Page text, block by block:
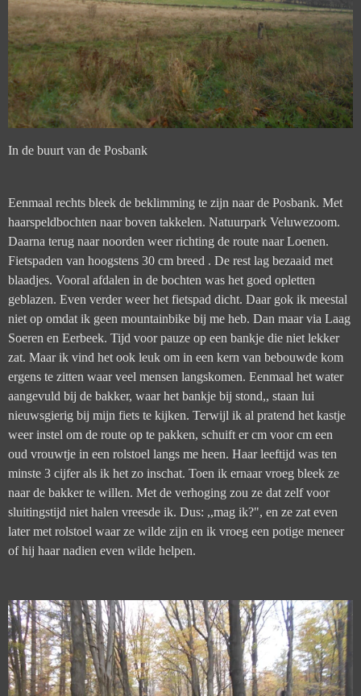
In de buurt van de Posbank
Eenmaal rechts bleek de beklimming te zijn naar de Posbank. Met
haarspeldbochten naar boven takkelen. Natuurpark Veluwezoom.
Daarna terug naar noorden weer richting de route naar Loenen.
Fietspaden van hoogstens 30 cm breed . De rest lag bezaaid met
blaadjes. Vooral afdalen in de bochten was het goed opletten
geblazen. Even verder weer het fietspad dicht. Daar gok ik meestal
niet op omdat ik geen mountainbike bij me heb. Dan maar via Laag
Soeren en Eerbeek. Tijd voor pauze op een bankje die niet lekker
zat. Maar ik vind het ook leuk om in een kern van bebouwde kom
ergens te zitten waar veel mensen langskomen. Eenmaal het water
aangevuld bij de bakker, waar het bankje bij stond,, staan lui
nieuwsgierig bij mijn fiets te kijken. Terwijl ik al pratend het kastje
weer instel om de route op te pakken, schuift er cm voor cm een
oud vrouwtje in een rolstoel langs me heen. Haar leeftijd was ten
minste 3 cijfer als ik het zo inschat. Toen ik ernaar vroeg bleek ze
naar de bakker te willen. Met de verhoging zou ze dat zelf voor
sluitingstijd niet halen vreesde ik. Dus: ,,mag ik?", en ze zat even
later met rolstoel waar ze wilde zijn en ik vroeg een potige meneer
of hij haar nadien even wilde helpen.